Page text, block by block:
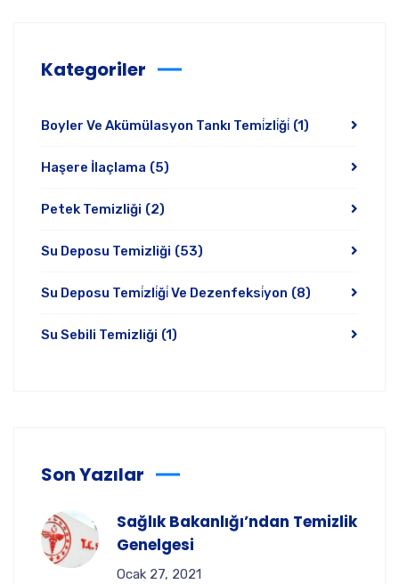
Kategoriler
Boyler Ve Akümülasyon Tankı Temi̇zli̇ği̇ (1)
Haşere İlaçlama (5)
Petek Temizliği (2)
Su Deposu Temizliği (53)
Su Deposu Temi̇zli̇ği̇ Ve Dezenfeksi̇yon (8)
Su Sebili Temizliği (1)
Son Yazılar
Sağlık Bakanlığı’ndan Temizlik
Genelgesi
Ocak 27, 2021